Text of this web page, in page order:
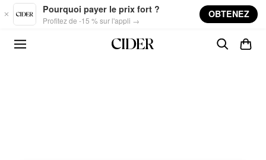
Skip to main content
Pourquoi payer le prix fort ?
Profitez de -15 % sur l'appli →
OBTENEZ